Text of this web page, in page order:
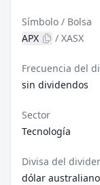
Símbolo / Bolsa
APX
/ XASX
Frecuencia del
sin dividendos
Sector
Tecnología
Divisa del
dólar australiano